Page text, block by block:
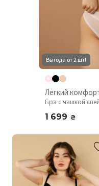
Выгода от 2 шт!
Легкий
Бра с чашкой
1 699 ₴